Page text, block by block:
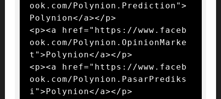
ook.com/Polynion.Prediction">
Polynion</a></p>
<p><a href="https://www.faceb
ook.com/Polynion.OpinionMarke
t">Polynion</a></p>
<p><a href="https://www.faceb
ook.com/Polynion.PasarPrediks
i">Polynion</a></p>